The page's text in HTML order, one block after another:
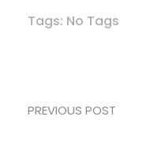
Tags: No Tags
PREVIOUS POST